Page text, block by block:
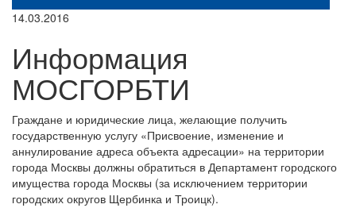
14.03.2016
Информация
МОСГОРБТИ
Граждане и юридические лица, желающие получить
государственную услугу «Присвоение, изменение и
аннулирование адреса объекта адресации» на территории
города Москвы должны обратиться в Департамент городского
имущества города Москвы (за исключением территории
городских округов Щербинка и Троицк).